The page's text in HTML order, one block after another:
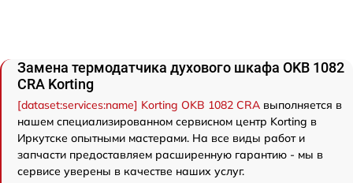
Замена термодатчика духового шкафа OKB 1082
CRA Korting
[dataset:services:name] Korting OKB 1082 CRA выполняется в
нашем специализированном сервисном центр Korting в
Иркутске опытными мастерами. На все виды работ и
запчасти предоставляем расширенную гарантию - мы в
сервисе уверены в качестве наших услуг.